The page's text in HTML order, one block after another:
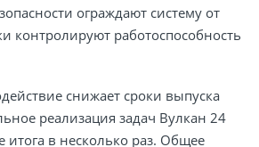
ограждают систему от
контролируют работоспособность
снижает сроки выпуска
реализация задач Вулкан 24
итога в несколько раз. Общее